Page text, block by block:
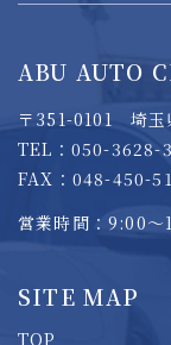
ABU AUTO
〒351-0101 埼玉
TEL：050-3628-
FAX：048-450-
営業時間：9:00～
SITE MAP
TOP